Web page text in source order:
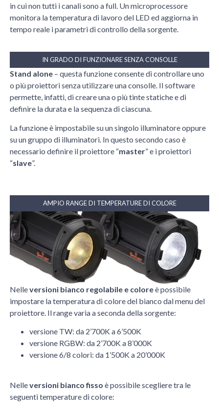
in cui non tutti i canali sono a full. Un microprocessore
monitora la temperatura di lavoro del LED ed aggiorna in
tempo reale i parametri di controllo della sorgente.
IN GRADO DI FUNZIONARE SENZA CONSOLLE
Stand alone – questa funzione consente di controllare uno
o più proiettori senza utilizzare una consolle. Il software
permette, infatti, di creare una o più tinte statiche e di
definire la durata e la sequenza di ciascuna.
La funzione è impostabile su un singolo illuminatore oppure
su un gruppo di illuminatori. In questo secondo caso è
necessario definire il proiettore “master” e i proiettori
“slave”.
AMPIO RANGE DI TEMPERATURE DI COLORE
Nelleversioni bianco regolabile e coloreè possibile
impostare la temperatura di colore del bianco dal menu del
proiettore. Il range varia a seconda della sorgente:
versione TW: da 2’700K a 6’500K
versione RGBW: da 2’700K a 8’000K
versione 6/8 colori: da 1’500K a 20’000K
Nelleversioni bianco fisso è possibile scegliere tra le
seguenti temperature di colore: